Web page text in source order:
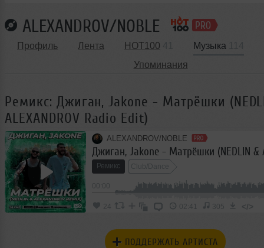
ALEXANDROV/NOBLE
Профиль Лента HOT100 Музыка
Упоминания
Ремикс: Джиган, Jakone - Матрёшки
ALEXANDROV Radio Edit)
ALEXANDROV/NOBLE
Ремикс Club/Dance
00:00
24 02:41 305 </>
ПОДДЕРЖАТЬ АРТИСТА